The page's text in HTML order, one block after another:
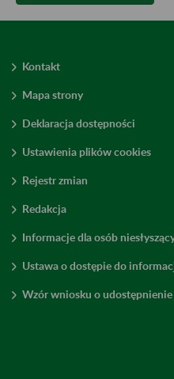
Kontakt
Mapa strony
Deklaracja dostępności
Ustawienia plików cookies
Rejestr zmian
Redakcja
Informacje dla osób
Ustawa o dostępie do
Wzór wniosku o